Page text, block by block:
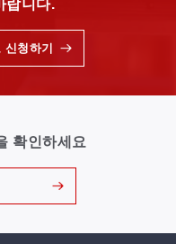
랍니다.
청하기
확인하세요